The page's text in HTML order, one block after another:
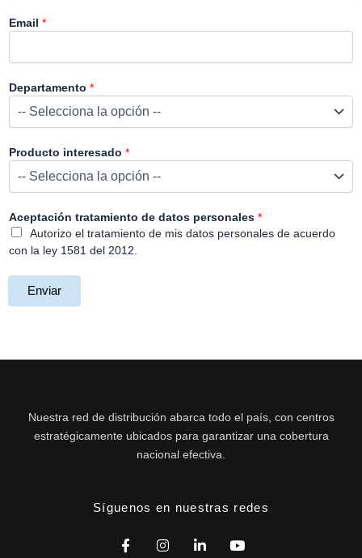
Email *
Departamento *
Producto interesado *
Aceptación tratamiento de datos personales *
Autorizo el tratamiento de mis datos personales de acuerdo
con la ley 1581 del 2012.
Enviar
Nuestra red de distribución abarca todo el país, con centros
estratégicamente ubicados para garantizar una cobertura
nacional efectiva.
Síguenos en nuestras redes
F
a
I
n
i
Y
o